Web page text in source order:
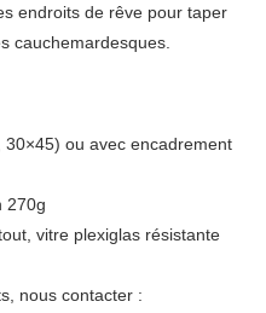
endroits de rêve pour taper
cauchemardesques.
ou avec encadrement
270g
vitre plexiglas résistante
nous contacter :